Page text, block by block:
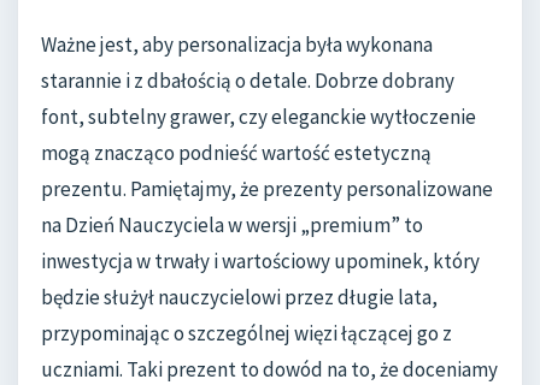
Ważne jest, aby personalizacja była wykonana
starannie i z dbałością o detale. Dobrze dobrany
font, subtelny grawer, czy eleganckie wytłoczenie
mogą znacząco podnieść wartość estetyczną
prezentu. Pamiętajmy, że prezenty personalizowane
na Dzień Nauczyciela w wersji „premium” to
inwestycja w trwały i wartościowy upominek, który
będzie służył nauczycielowi przez długie lata,
przypominając o szczególnej więzi łączącej go z
uczniami. Taki prezent to dowód na to, że doceniamy